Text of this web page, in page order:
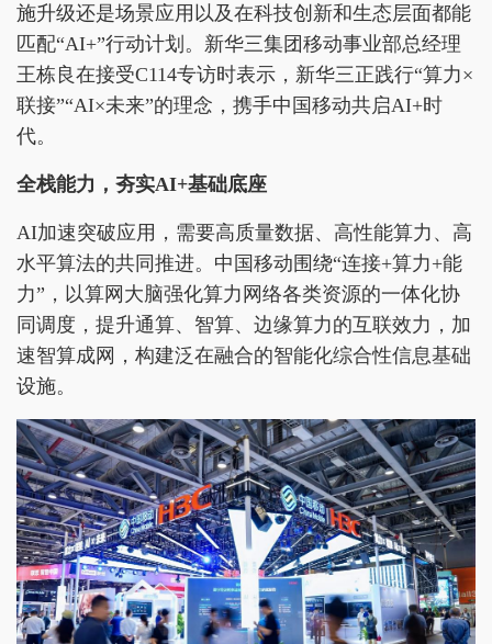
施升级还是场景应用以及在科技创新和生态层面都能
匹配“AI+”行动计划。新华三集团移动事业部总经理
王栋良在接受C114专访时表示，新华三正践行“算力×
联接”“AI×未来”的理念，携手中国移动共启AI+时
代。
全栈能力 ， 夯实AI+基础底座
AI加速突破应用，需要高质量数据、高性能算力、高
水平算法的共同推进。中国移动围绕“连接+算力+能
力”，以算网大脑强化算力网络各类资源的一体化协
同调度，提升通算、智算、边缘算力的互联效力，加
速智算成网，构建泛在融合的智能化综合性信息基础
设施。